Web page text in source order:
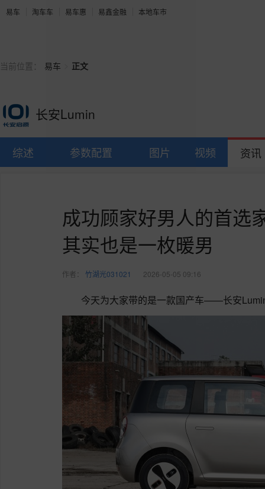
易车 淘车车 易车惠 易鑫金融 本地车市
当前位置： 易车 正文
长安Lumin
综述 参数配置 图片 视频 资讯
成功顾家好男人的首选
其实也是一枚暖男
作者： 竹湖光031021 2026-05-05 09:16
今天为大家带的是一款国产车——长安